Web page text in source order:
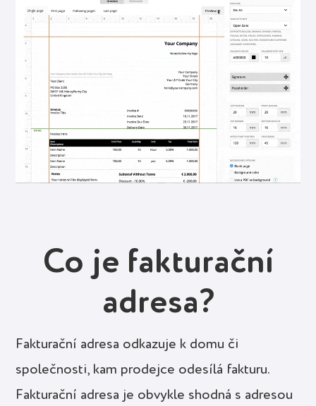
Co je fakturační
adresa?
Fakturační adresa odkazuje k domu či
společnosti, kam prodejce odesílá fakturu.
Fakturační adresa je obvykle shodná s adresou